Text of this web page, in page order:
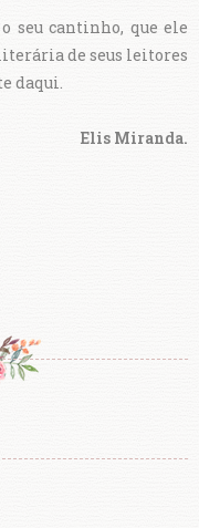
seu cantinho, que ele
de seus leitores
daqui.
Elis Miranda.